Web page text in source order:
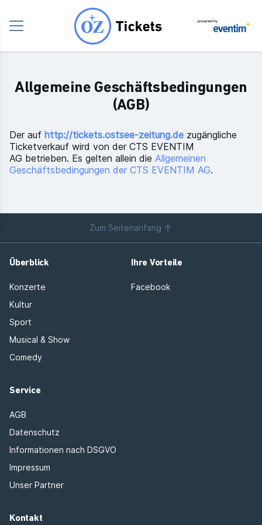
Allgemeine Geschäftsbedingungen
(AGB)
Der auf http://tickets.ostsee-zeitung.de zugängliche
Ticketverkauf wird von der CTS EVENTIM
AG betrieben. Es gelten allein die Allgemeinen
Geschäftsbedingungen der CTS EVENTIM AG.
Zum Seitenanfang
Überblick
Konzerte
Kultur
Sport
Musical & Show
Comedy
Ihre Vorteile
Facebook
Service
AGB
Datenschutz
Informationen nach DSGVO
Impressum
Unser Partner
Kontakt